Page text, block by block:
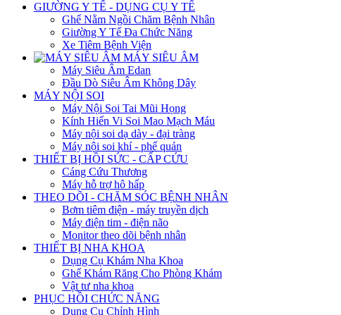
GIƯỜNG Y TẾ - DỤNG CỤ Y TẾ
Ghế Nằm Ngồi Chăm Bệnh Nhân
Giường Y Tế Đa Chức Năng
Xe Tiêm Bệnh Viện
MÁY SIÊU ÂM
Máy Siêu Âm Edan
Đầu Dò Siêu Âm Không Dây
MÁY NỘI SOI
Máy Nội Soi Tai Mũi Họng
Kính Hiển Vi Soi Mao Mạch Máu
Máy nội soi dạ dày - đại tràng
Máy nội soi khí - phế quản
THIẾT BỊ HỒI SỨC - CẤP CỨU
Cáng Cứu Thương
Máy hỗ trợ hô hấp
THEO DÕI - CHĂM SÓC BỆNH NHÂN
Bơm tiêm điện - máy truyền dịch
Máy điện tim - điện não
Monitor theo dõi bệnh nhân
THIẾT BỊ NHA KHOA
Dụng Cụ Khám Nha Khoa
Ghế Khám Răng Cho Phòng Khám
Vật tư nha khoa
PHỤC HỒI CHỨC NĂNG
Dụng Cụ Chỉnh Hình